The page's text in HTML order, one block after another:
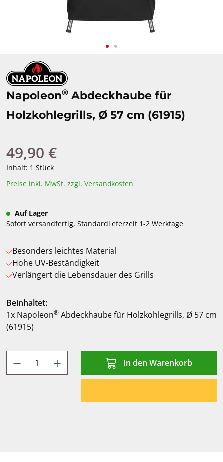
Napoleon® Abdeckhaube für
Holzkohlegrills, Ø 57 cm (61915)
Regulärer Preis:
49,90 €
Inhalt: 1 Stück
Preise inkl. MwSt. zzgl. Versandkosten
Auf Lager
Sofort versandfertig, Standardlieferzeit 1-2 Werktage
Besonders leichtes Material
Hohe UV-Beständigkeit
Verlängert die Lebensdauer des Grills
Beinhaltet:
1x Napoleon® Abdeckhaube für Holzkohlegrills, Ø 57 cm
(61915)
Produkt Anzahl: Gib den gewünschten
In den Warenkorb